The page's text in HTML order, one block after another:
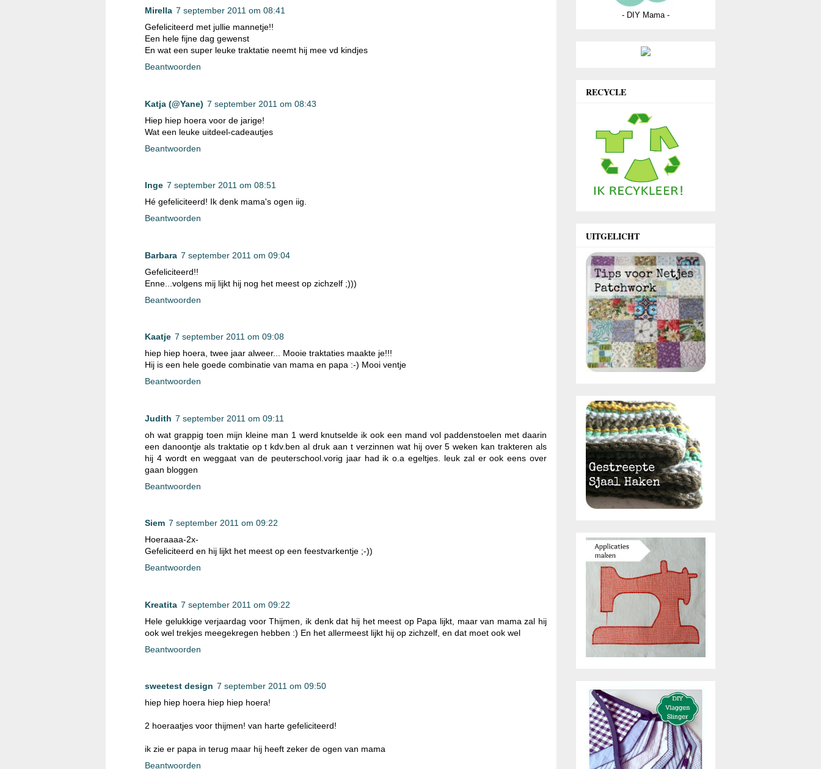
Mirella 7 september 2011 om 08:41
Gefeliciteerd met jullie mannetje!!
Een hele fijne dag gewenst
En wat een super leuke traktatie neemt hij mee vd kindjes
Beantwoorden
Katja (@Yane) 7 september 2011 om 08:43
Hiep hiep hoera voor de jarige!
Wat een leuke uitdeel-cadeautjes
Beantwoorden
Inge 7 september 2011 om 08:51
Hé gefeliciteerd! Ik denk mama's ogen iig.
Beantwoorden
Barbara 7 september 2011 om 09:04
Gefeliciteerd!!
Enne...volgens mij lijkt hij nog het meest op zichzelf ;)))
Beantwoorden
Kaatje 7 september 2011 om 09:08
hiep hiep hoera, twee jaar alweer... Mooie traktaties maakte je!!!
Hij is een hele goede combinatie van mama en papa :-) Mooi ventje
Beantwoorden
Judith 7 september 2011 om 09:11
oh wat grappig toen mijn kleine man 1 werd knutselde ik ook een mand vol paddenstoelen met daarin
een danoontje als traktatie op t kdv.ben al druk aan t verzinnen wat hij over 5 weken kan trakteren als
hij 4 wordt en weggaat van de peuterschool.vorig jaar had ik o.a egeltjes. leuk zal er ook eens over
gaan bloggen
Beantwoorden
Siem 7 september 2011 om 09:22
Hoeraaaa-2x-
Gefeliciteerd en hij lijkt het meest op een feestvarkentje ;-))
Beantwoorden
Kreatita 7 september 2011 om 09:22
Hele gelukkige verjaardag voor Thijmen, ik denk dat hij het meest op Papa lijkt, maar van mama zal hij
ook wel trekjes meegekregen hebben :) En het allermeest lijkt hij op zichzelf, en dat moet ook wel
Beantwoorden
sweetest design 7 september 2011 om 09:50
hiep hiep hoera hiep hiep hoera!
2 hoeraatjes voor thijmen! van harte gefeliciteerd!
ik zie er papa in terug maar hij heeft zeker de ogen van mama
Beantwoorden
- DIY Mama -
RECYCLE
UITGELICHT